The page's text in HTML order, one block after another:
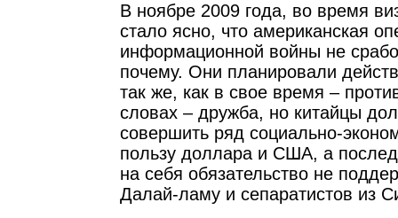
В ноябре 2009 года, во время
стало ясно, что американская
информационной войны не
почему. Они планировали
так же, как в свое время –
словах – дружба, но китайцы
совершить ряд социально-
пользу доллара и США, а
на себя обязательство не
Далай-ламу и сепаратистов из